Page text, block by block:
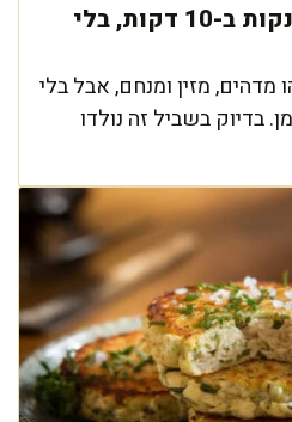
קציצות ברוקולי מפנקות ב-10 דקות, בלי
מזין ומנחם, אבל בלי
בדיוק בשביל זה נולדו